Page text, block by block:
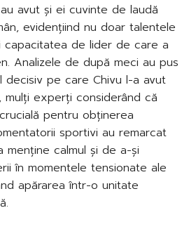
avut și ei cuvinte de laudă
evidențiind nu doar talentele
capacitatea de lider de care a
Analizele de după meci au pus
decisiv pe care Chivu l-a avut
mulți experți considerând că
pentru obținerea
sportivi au remarcat
calmul și de a-și
în momentele tensionate ale
apărarea într-o unitate